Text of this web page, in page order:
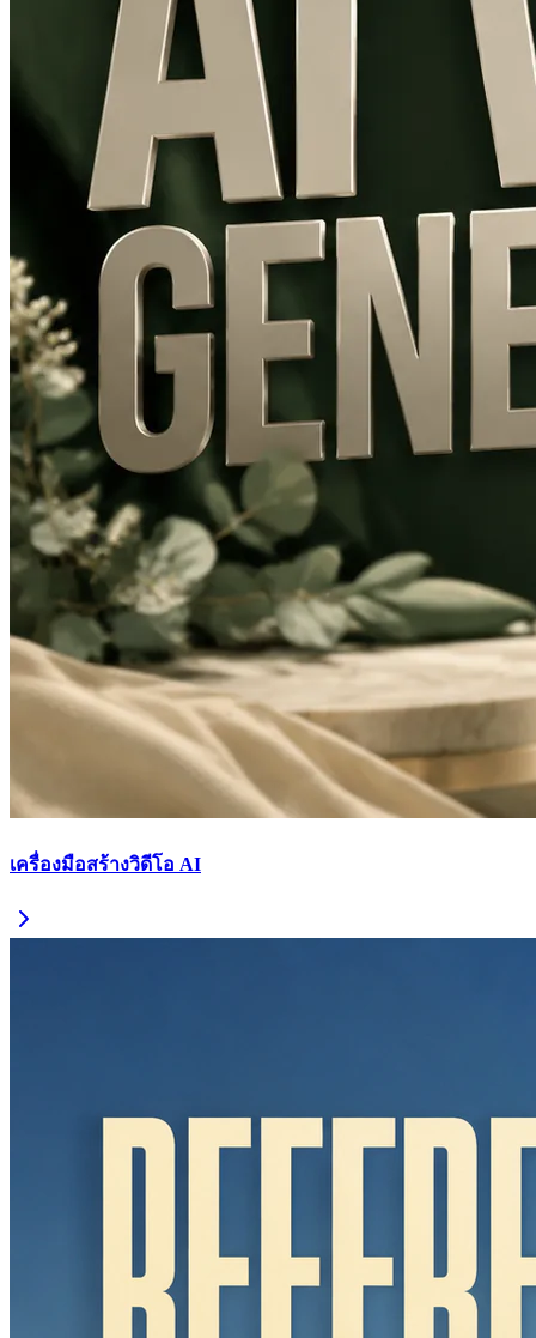
เครื่องมือสร้างวิดีโอ AI